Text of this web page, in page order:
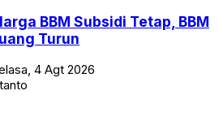
BBM Subsidi Tetap, BBM
Turun
4 Agt 2026